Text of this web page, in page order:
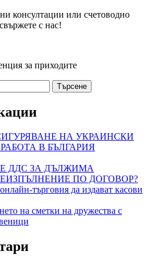
консултации или счетоводно
с нас!
за приходите
НА УКРАИНСКИ
В БЪЛГАРИЯ
ДДС ЗА ДЪЛЖИМА
ПО ДОГОВОР?
търговия да издават касови
на сметки на дружества с